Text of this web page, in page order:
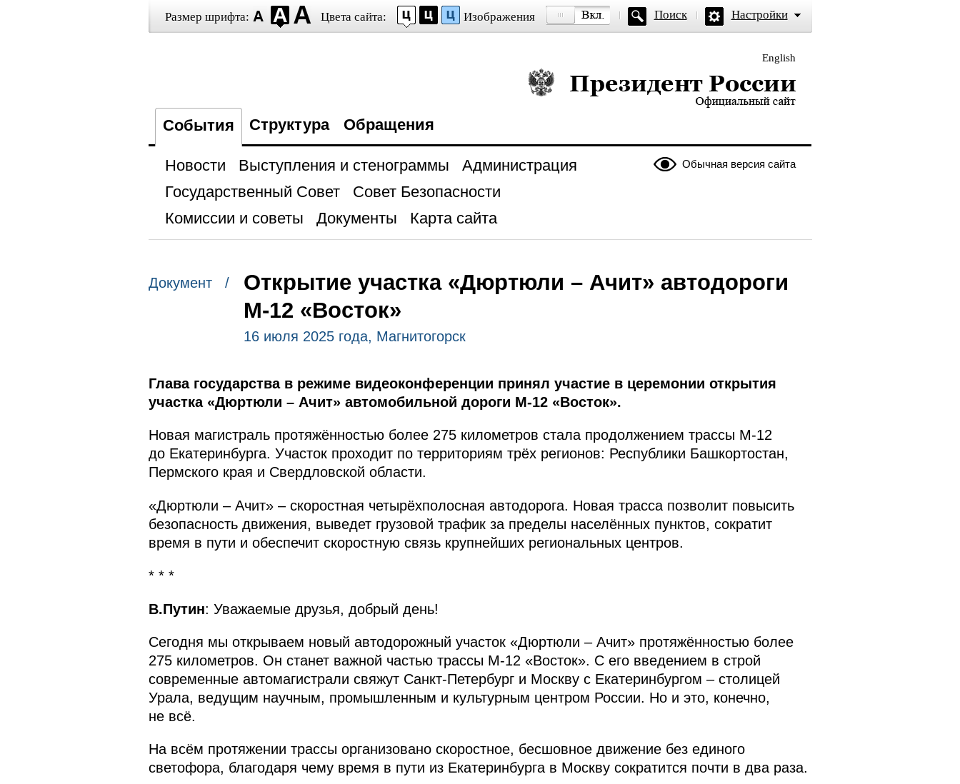
Размер шрифта: Цвета сайта: Изображения Поиск Настройки
English
Президент России — официальный сайт
События Структура Обращения
Обычная версия сайта
Новости Выступления и стенограммы
Администрация
Государственный Совет
Совет Безопасности
Комиссии и советы
Документы Карта сайта
Документ /
Открытие участка «Дюртюли – Ачит» автодороги
М-12 «Восток»
16 июля 2025 года, Магнитогорск
Глава государства в режиме видеоконференции принял участие в церемонии открытия
участка «Дюртюли – Ачит» автомобильной дороги М-12 «Восток».
Новая магистраль протяжённостью более 275 километров стала продолжением трассы М-12
до Екатеринбурга. Участок проходит по территориям трёх регионов: Республики Башкортостан,
Пермского края и Свердловской области.
«Дюртюли – Ачит» – скоростная четырёхполосная автодорога. Новая трасса позволит повысить
безопасность движения, выведет грузовой трафик за пределы населённых пунктов, сократит
время в пути и обеспечит скоростную связь крупнейших региональных центров.
* * *
В.Путин: Уважаемые друзья, добрый день!
Сегодня мы открываем новый автодорожный участок «Дюртюли – Ачит» протяжённостью более
275 километров. Он станет важной частью трассы М‑12 «Восток». С его введением в строй
современные автомагистрали свяжут Санкт-Петербург и Москву с Екатеринбургом – столицей
Урала, ведущим научным, промышленным и культурным центром России. Но и это, конечно,
не всё.
На всём протяжении трассы организовано скоростное, бесшовное движение без единого
светофора, благодаря чему время в пути из Екатеринбурга в Москву сократится почти в два раза.